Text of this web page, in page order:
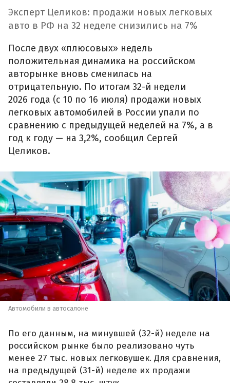
Эксперт Целиков: продажи новых легковых
авто в РФ на 32 неделе снизились на 7%
После двух «плюсовых» недель
положительная динамика на российском
авторынке вновь сменилась на
отрицательную. По итогам 32-й недели
2026 года (с 10 по 16 июля) продажи новых
легковых автомобилей в России упали по
сравнению с предыдущей неделей на 7%, а в
год к году — на 3,2%, сообщил Сергей
Целиков.
Автомобили в автосалоне
По его данным, на минувшей (32-й) неделе на
российском рынке было реализовано чуть
менее 27 тыс. новых легковушек. Для сравнения,
на предыдущей (31-й) неделе их продажи